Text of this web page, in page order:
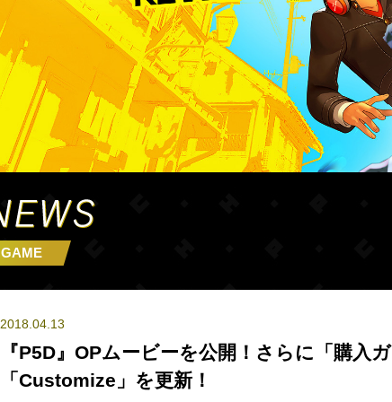
GAME
2018.04.13
『P5D』OPムービーを公開！さらに「購入ガ
「Customize」を更新！